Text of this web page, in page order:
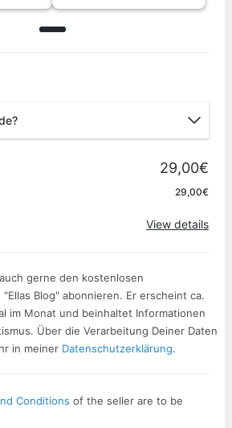
29,00€
29,00€
View details
gerne den kostenlosen
"Ellas Blog" abonnieren. Er erscheint ca.
im Monat und beinhaltet Informationen
Über die Verarbeitung Deiner Daten
in meiner Datenschutzerklärung.
Conditions of the seller are to be